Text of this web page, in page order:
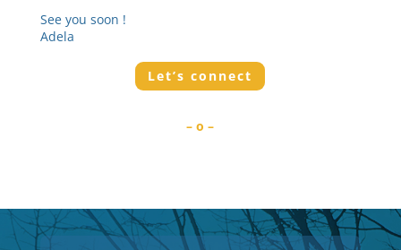
See you soon !
Adela
Let’s connect
– o –